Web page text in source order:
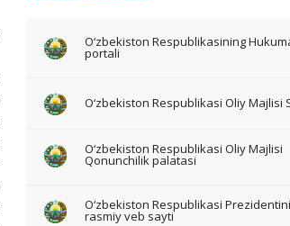
O‘zbekiston Respublikasining
portali
O‘zbekiston Respublikasi Oliy Majlisi
O‘zbekiston Respublikasi Oliy Majlisi
Qonunchilik palatasi
O‘zbekiston Respublikasi
rasmiy veb sayti